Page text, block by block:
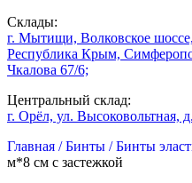
Склады:
г. Мытищи, Волковское
Республика Крым,
Чкалова 67/6;
Центральный склад:
г. Орёл, ул. Высоковольтная,
Главная /Бинты /Бинты
м*8 см с застежкой